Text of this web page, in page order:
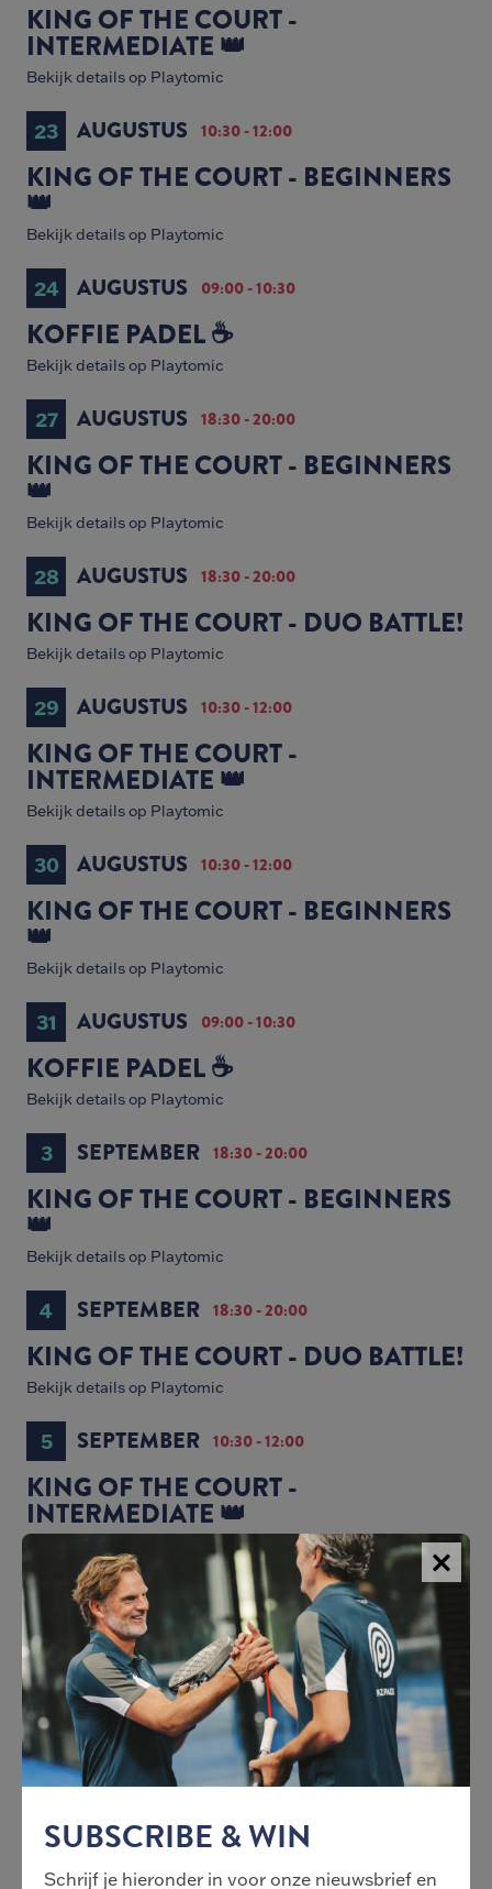
KING OF THE COURT -
INTERMEDIATE 👑
Bekijk details op Playtomic
23 AUGUSTUS 10:30 - 12:00
KING OF THE COURT - BEGINNERS
👑
Bekijk details op Playtomic
24 AUGUSTUS 09:00 - 10:30
KOFFIE PADEL ☕️
Bekijk details op Playtomic
27 AUGUSTUS 18:30 - 20:00
KING OF THE COURT - BEGINNERS
👑
Bekijk details op Playtomic
28 AUGUSTUS 18:30 - 20:00
KING OF THE COURT - DUO BATTLE!
Bekijk details op Playtomic
29 AUGUSTUS 10:30 - 12:00
KING OF THE COURT -
INTERMEDIATE 👑
Bekijk details op Playtomic
30 AUGUSTUS 10:30 - 12:00
KING OF THE COURT - BEGINNERS
👑
Bekijk details op Playtomic
31 AUGUSTUS 09:00 - 10:30
KOFFIE PADEL ☕️
Bekijk details op Playtomic
3 SEPTEMBER 18:30 - 20:00
KING OF THE COURT - BEGINNERS
👑
Bekijk details op Playtomic
4 SEPTEMBER 18:30 - 20:00
KING OF THE COURT - DUO BATTLE!
Bekijk details op Playtomic
5 SEPTEMBER 10:30 - 12:00
KING OF THE COURT -
INTERMEDIATE 👑
UPDATES
SUBSCRIBE & WIN
Schrijf je hieronder in voor onze nieuwsbrief en